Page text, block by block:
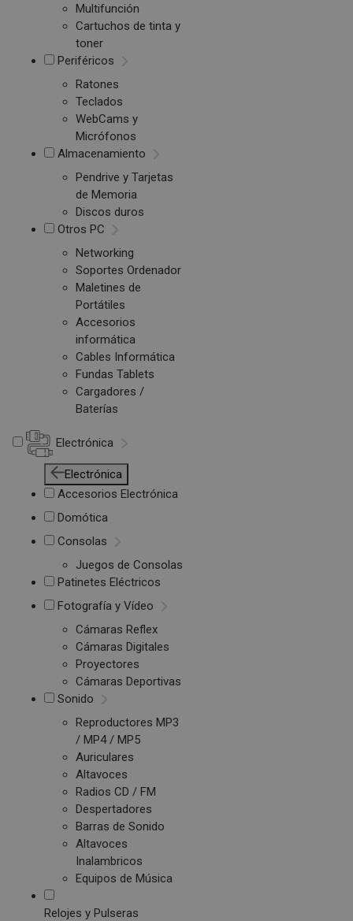
Multifunción
Cartuchos de tinta y
toner
Periféricos
Ratones
Teclados
WebCams y
Micrófonos
Almacenamiento
Pendrive y Tarjetas
de Memoria
Discos duros
Otros PC
Networking
Soportes Ordenador
Maletines de
Portátiles
Accesorios
informática
Cables Informática
Fundas Tablets
Cargadores /
Baterías
Electrónica
Electrónica
Accesorios Electrónica
Domótica
Consolas
Juegos de Consolas
Patinetes Eléctricos
Fotografía y Vídeo
Cámaras Reflex
Cámaras Digitales
Proyectores
Cámaras Deportivas
Sonido
Reproductores MP3
/ MP4 / MP5
Auriculares
Altavoces
Radios CD / FM
Despertadores
Barras de Sonido
Altavoces
Inalambricos
Equipos de Música
Relojes y Pulseras